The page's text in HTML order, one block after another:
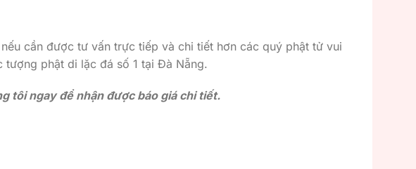
cần được tư vấn trực tiếp và chi tiết hơn các quý phật tử vui
tượng phật di lặc đá số 1 tại Đà Nẵng.
tôi ngay để nhận được báo giá chi tiết.